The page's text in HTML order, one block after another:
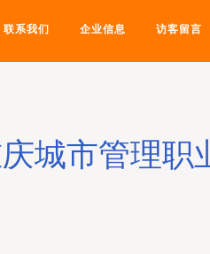
联系我们 企业信息 访客留言
城市管理职